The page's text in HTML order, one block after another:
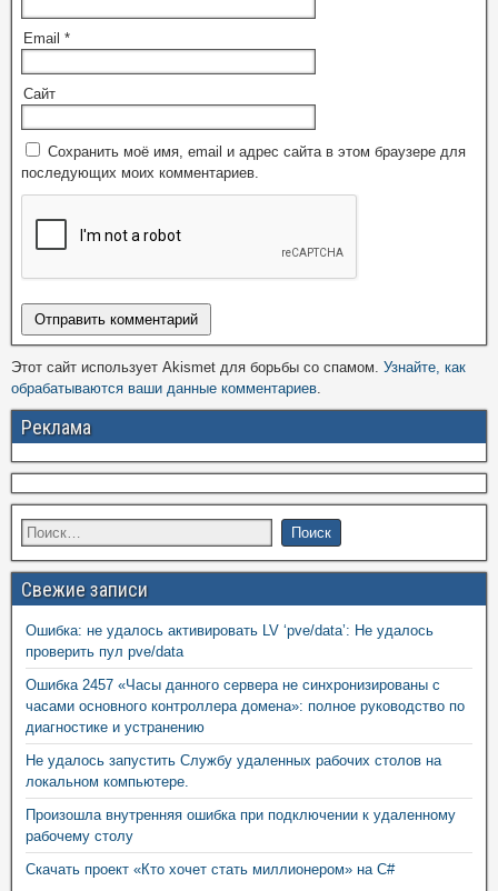
Email *
Сайт
Сохранить моё имя, email и адрес сайта в этом браузере для
последующих моих комментариев.
Этот сайт использует Akismet для борьбы со спамом. Узнайте, как
обрабатываются ваши данные комментариев.
Реклама
Свежие записи
Ошибка: не удалось активировать LV ‘pve/data’: Не удалось
проверить пул pve/data
Ошибка 2457 «Часы данного сервера не синхронизированы с
часами основного контроллера домена»: полное руководство по
диагностике и устранению
Не удалось запустить Службу удаленных рабочих столов на
локальном компьютере.
Произошла внутренняя ошибка при подключении к удаленному
рабочему столу
Скачать проект «Кто хочет стать миллионером» на C#